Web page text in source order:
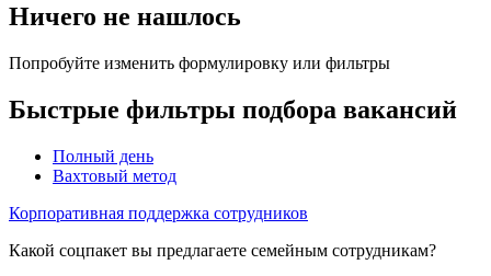
Ничего не нашлось
Попробуйте изменить формулировку или фильтры
Быстрые фильтры подбора вакансий
Полный день
Вахтовый метод
Корпоративная поддержка сотрудников
Какой соцпакет вы предлагаете семейным сотрудникам?